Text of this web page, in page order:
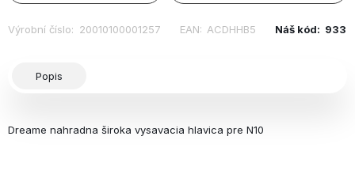
Výrobní číslo: 20010100001257 EAN: ACDHHB5 Náš kód: 933
Popis
Dreame nahradna široka vysavacia hlavica pre N10